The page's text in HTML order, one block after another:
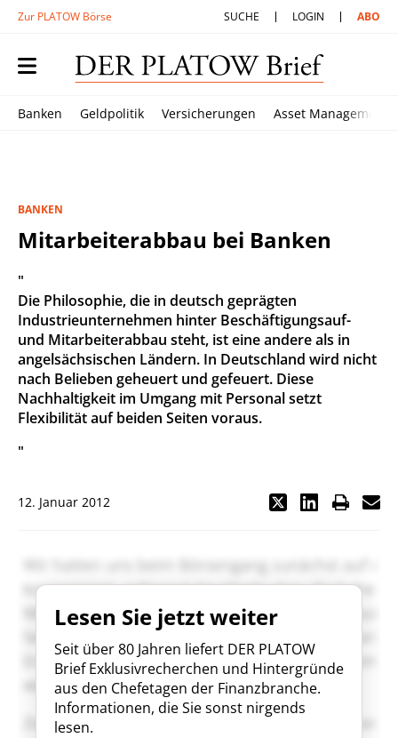
Zur PLATOW Börse SUCHE LOGIN ABO
Banken Geldpolitik Versicherungen Asset Management
BANKEN
Mitarbeiterabbau bei Banken
"
Die Philosophie, die in deutsch geprägten
Industrieunternehmen hinter Beschäftigungsauf-
und Mitarbeiterabbau steht, ist eine andere als in
angelsächsischen Ländern. In Deutschland wird nicht
nach Belieben geheuert und gefeuert. Diese
Nachhaltigkeit im Umgang mit Personal setzt
Flexibilität auf beiden Seiten voraus.
"
12. Januar 2012
Lesen Sie jetzt weiter
Seit über 80 Jahren liefert DER PLATOW
Brief Exklusivrecherchen und Hintergründe
aus den Chefetagen der Finanzbranche.
Informationen, die Sie sonst nirgends
lesen.